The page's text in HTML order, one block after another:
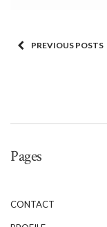
PREVIOUS POSTS
Pages
CONTACT